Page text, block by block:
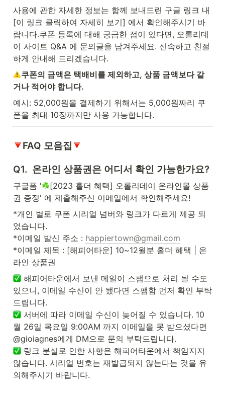
사용에 관한 자세한 정보는 함께 보내드린 구글 링크 내
[이 링크 클릭하여 자세히 보기] 에서 확인해주시기 바
랍니다.쿠폰 등록에 대해 궁금한 점이 있다면, 오롤리데
이 사이트 Q&A 에 문의글을 남겨주세요. 신속하고 친절
하게 안내해 드리겠습니다.
쿠폰의 금액은 택배비를 제외하고, 상품 금액보다 같
거나 적어야 합니다.
예시: 52,000원을 결제하기 위해서는 5,000원짜리 쿠
폰을 최대 10장까지만 사용 가능합니다.
FAQ 모음집
Q1.  온라인 상품권은 어디서 확인 가능한가요?
구글폼 '
[2023 홀더 혜택] 오롤리데이 온라인몰 상품
권 증정' 에 제출해주신 이메일에서 확인해주세요!
*개인 별로 쿠폰 시리얼 넘버와 링크가 다르게 제공 되
었습니다.
*이메일 발신 주소 : happiertown@gmail.com
*이메일 제목 : [해피어타운] 10~12월분 홀더 혜택 | 온
라인 상품권
해피어타운에서 보낸 메일이 스팸으로 처리 될 수도
있으니, 이메일 수신이 안 됐다면 스팸함 먼저 확인 부탁
서버에 따라 이메일 수신이 늦어질 수 있습니다. 10
월 26일 목요일 9:00AM 까지 이메일을 못 받으셨다면
링크 분실로 인한 사항은 해피어타운에서 책임지지
않습니다. 시리얼 번호는 재발급되지 않는다는 것을 유
의해주시기 바랍니다.